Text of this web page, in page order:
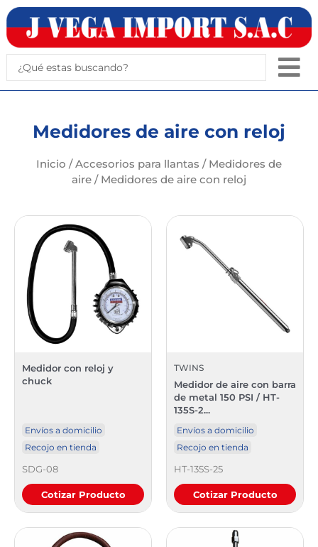
al
contenido
Medidores de aire con reloj
Inicio /Accesorios para llantas / Medidores de
aire / Medidores de aire con reloj
Medidor con reloj y
chuck
Envíos a domicilio
Recojo en tienda
SDG-08
Cotizar Producto
TWINS
Medidor de aire con barra
de metal 150 PSI / HT-
135S-2...
Envíos a domicilio
Recojo en tienda
HT-135S-25
Cotizar Producto